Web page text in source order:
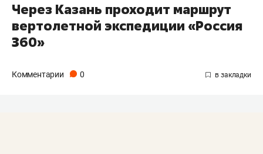
Через Казань проходит маршрут
вертолетной экспедиции «Россия
360»
Комментарии 0